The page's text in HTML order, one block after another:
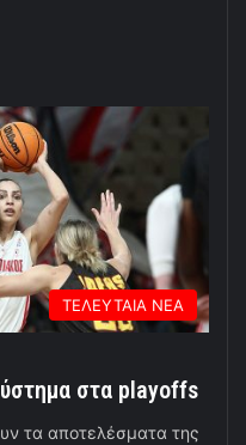
ΤΕΛΕΥΤΑΙΑ ΝΕΑ
στα playoffs
τα αποτελέσματα της